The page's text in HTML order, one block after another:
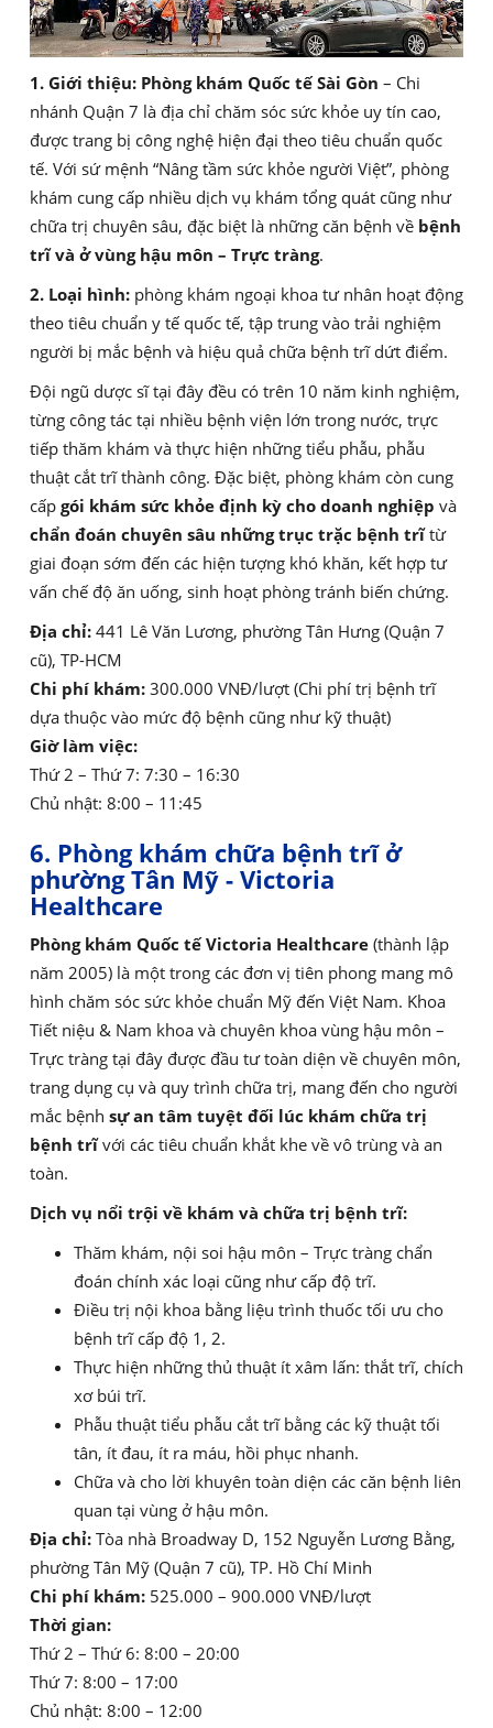
1. Giới thiệu: Phòng khám Quốc tế Sài Gòn – Chi
nhánh Quận 7 là địa chỉ chăm sóc sức khỏe uy tín cao,
được trang bị công nghệ hiện đại theo tiêu chuẩn quốc
tế. Với sứ mệnh “Nâng tầm sức khỏe người Việt”, phòng
khám cung cấp nhiều dịch vụ khám tổng quát cũng như
chữa trị chuyên sâu, đặc biệt là những căn bệnh về bệnh
trĩ và ở vùng hậu môn – Trực tràng.
2. Loại hình: phòng khám ngoại khoa tư nhân hoạt động
theo tiêu chuẩn y tế quốc tế, tập trung vào trải nghiệm
người bị mắc bệnh và hiệu quả chữa bệnh trĩ dứt điểm.
Đội ngũ dược sĩ tại đây đều có trên 10 năm kinh nghiệm,
từng công tác tại nhiều bệnh viện lớn trong nước, trực
tiếp thăm khám và thực hiện những tiểu phẫu, phẫu
thuật cắt trĩ thành công. Đặc biệt, phòng khám còn cung
cấp gói khám sức khỏe định kỳ cho doanh nghiệp và
chẩn đoán chuyên sâu những trục trặc bệnh trĩtừ
giai đoạn sớm đến các hiện tượng khó khăn, kết hợp tư
vấn chế độ ăn uống, sinh hoạt phòng tránh biến chứng.
Địa chỉ: 441 Lê Văn Lương, phường Tân Hưng (Quận 7
cũ), TP-HCM
Chi phí khám: 300.000 VNĐ/lượt (Chi phí trị bệnh trĩ
dựa thuộc vào mức độ bệnh cũng như kỹ thuật)
Giờ làm việc:
Thứ 2 – Thứ 7: 7:30 – 16:30
Chủ nhật: 8:00 – 11:45
6. Phòng khám chữa bệnh trĩ ở
phường Tân Mỹ - Victoria
Healthcare
Phòng khám Quốc tế Victoria Healthcare (thành lập
năm 2005) là một trong các đơn vị tiên phong mang mô
hình chăm sóc sức khỏe chuẩn Mỹ đến Việt Nam. Khoa
Tiết niệu & Nam khoa và chuyên khoa vùng hậu môn –
Trực tràng tại đây được đầu tư toàn diện về chuyên môn,
trang dụng cụ và quy trình chữa trị, mang đến cho người
mắc bệnh sự an tâm tuyệt đối lúc khám chữa trị
bệnh trĩvới các tiêu chuẩn khắt khe về vô trùng và an
toàn.
Dịch vụ nổi trội về khám và chữa trị bệnh trĩ:
Thăm khám, nội soi hậu môn – Trực tràng chẩn
đoán chính xác loại cũng như cấp độ trĩ.
Điều trị nội khoa bằng liệu trình thuốc tối ưu cho
bệnh trĩ cấp độ 1, 2.
Thực hiện những thủ thuật ít xâm lấn: thắt trĩ, chích
xơ búi trĩ.
Phẫu thuật tiểu phẫu cắt trĩ bằng các kỹ thuật tối
tân, ít đau, ít ra máu, hồi phục nhanh.
Chữa và cho lời khuyên toàn diện các căn bệnh liên
quan tại vùng ở hậu môn.
Địa chỉ: Tòa nhà Broadway D, 152 Nguyễn Lương Bằng,
phường Tân Mỹ (Quận 7 cũ), TP. Hồ Chí Minh
Chi phí khám: 525.000 – 900.000 VNĐ/lượt
Thời gian:
Thứ 2 – Thứ 6: 8:00 – 20:00
Thứ 7: 8:00 – 17:00
Chủ nhật: 8:00 – 12:00